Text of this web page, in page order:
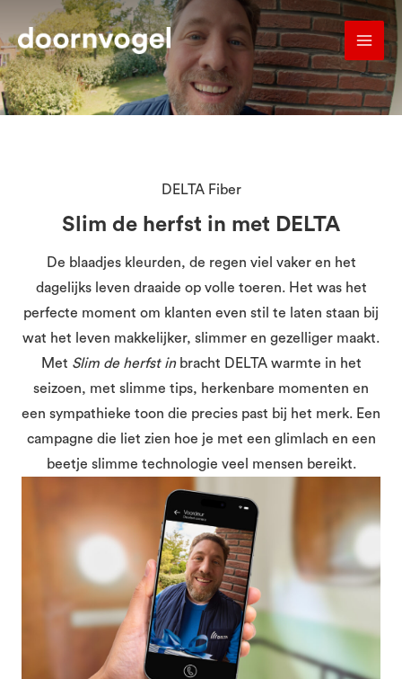
naar
de
inhoud
DELTA Fiber
Slim de herfst in met DELTA
De blaadjes kleurden, de regen viel vaker en het
dagelijks leven draaide op volle toeren. Het was het
perfecte moment om klanten even stil te laten staan bij
wat het leven makkelijker, slimmer en gezelliger maakt.
Met Slim de herfst inbracht DELTA warmte in het
seizoen, met slimme tips, herkenbare momenten en
een sympathieke toon die precies past bij het merk. Een
campagne die liet zien hoe je met een glimlach en een
beetje slimme technologie veel mensen bereikt.